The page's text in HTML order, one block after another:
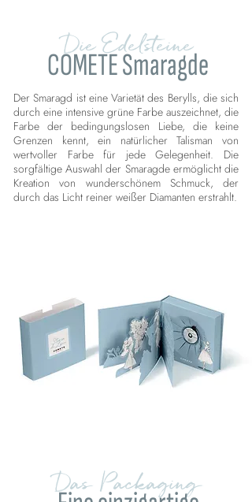
Die Edelsteine
COMETE Smaragde
Der Smaragd ist eine Varietät des Berylls, die sich
durch eine intensive grüne Farbe auszeichnet, die
Farbe der bedingungslosen Liebe, die keine
Grenzen kennt, ein natürlicher Talisman von
wertvoller Farbe für jede Gelegenheit. Die
sorgfältige Auswahl der Smaragde ermöglicht die
Kreation von wunderschönem Schmuck, der
durch das Licht reiner weißer Diamanten erstrahlt.
Das Packaging